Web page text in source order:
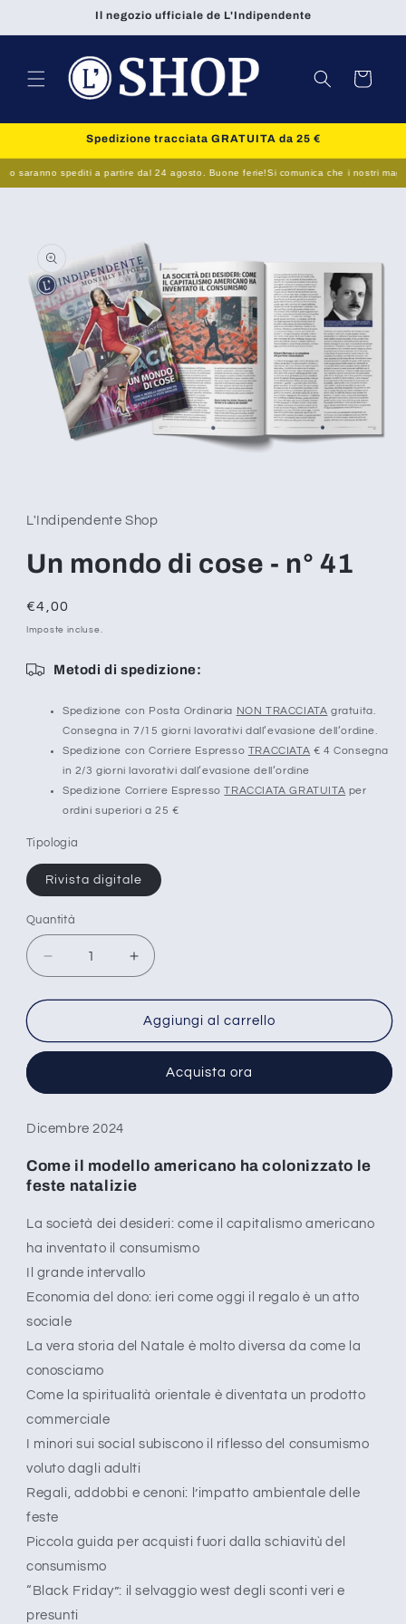
direttamente
ai contenuti
Il negozio ufficiale de L'Indipendente
Carrello
Spedizione tracciata GRATUITA da 25 €
saranno spediti a partire dal 24 agosto. Buone ferie!Si comunica che i nostri
sul prodotto
1
in
modale
L'Indipendente Shop
Un mondo di cose - n° 41
Prezzo
di
€4,00
Imposte incluse.
Metodi di spedizione:
Spedizione con Posta Ordinaria NON TRACCIATA gratuita.
Consegna in 7/15 giorni lavorativi dall’evasione dell’ordine.
Spedizione con Corriere Espresso TRACCIATA € 4 Consegna
in 2/3 giorni lavorativi dall’evasione dell’ordine
Spedizione Corriere EspressoTRACCIATA GRATUITA per
ordini superiori a 25 €
Tipologia
Rivista digitale
Quantità
Diminuisci
quantità
per
mondo
-
41
Aumenta
quantità
per
Un
mondo
cose
-
Aggiungi al carrello
Acquista ora
Dicembre 2024
Come il modello americano ha colonizzato le
feste natalizie
La società dei desideri: come il capitalismo americano
ha inventato il consumismo
Il grande intervallo
Economia del dono: ieri come oggi il regalo è un atto
sociale
La vera storia del Natale è molto diversa da come la
conosciamo
Come la spiritualità orientale è diventata un prodotto
commerciale
I minori sui social subiscono il riflesso del consumismo
voluto dagli adulti
Regali, addobbi e cenoni: l’impatto ambientale delle
feste
Piccola guida per acquisti fuori dalla schiavitù del
consumismo
“Black Friday”: il selvaggio west degli sconti veri e
presunti